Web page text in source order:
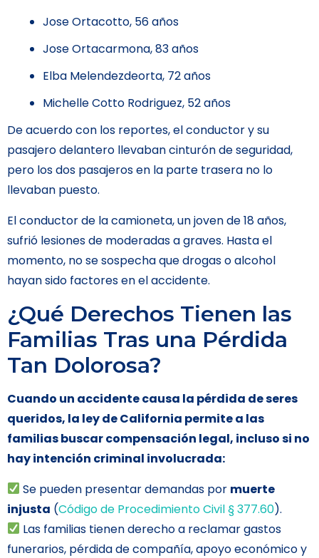
Jose Ortacotto, 56 años
Jose Ortacarmona, 83 años
Elba Melendezdeorta, 72 años
Michelle Cotto Rodriguez, 52 años
De acuerdo con los reportes, el conductor y su
pasajero delantero llevaban cinturón de seguridad,
pero los dos pasajeros en la parte trasera no lo
llevaban puesto.
El conductor de la camioneta, un joven de 18 años,
sufrió lesiones de moderadas a graves. Hasta el
momento, no se sospecha que drogas o alcohol
hayan sido factores en el accidente.
¿Qué Derechos Tienen las
Familias Tras una Pérdida
Tan Dolorosa?
Cuando un accidente causa la pérdida de seres
queridos, la ley de California permite a las
familias buscar compensación legal, incluso si no
hay intención criminal involucrada:
Se pueden presentar demandas por muerte
injusta (Código de Procedimiento Civil § 377.60).
Las familias tienen derecho a reclamar gastos
funerarios, pérdida de compañía, apoyo económico y